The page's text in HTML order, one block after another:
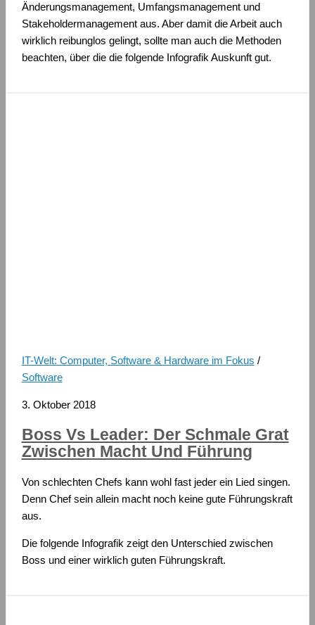
Änderungsmanagement, Umfangsmanagement und
Stakeholdermanagement aus. Aber damit die Arbeit auch
wirklich reibunglos gelingt, sollte man auch die Methoden
beachten, über die die folgende Infografik Auskunft gut.
IT-Welt: Computer, Software & Hardware im Fokus /
Software
3. Oktober 2018
Boss Vs Leader: Der Schmale Grat
Zwischen Macht Und Führung
Von schlechten Chefs kann wohl fast jeder ein Lied singen.
Denn Chef sein allein macht noch keine gute Führungskraft
aus.
Die folgende Infografik zeigt den Unterschied zwischen
Boss und einer wirklich guten Führungskraft.